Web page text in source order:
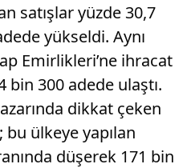
satışlar yüzde 30,7
yükseldi. Aynı
Emirlikleri’ne ihracat
bin 300 adede ulaştı.
dikkat çeken
ülkeye yapılan
düşerek 171 bin